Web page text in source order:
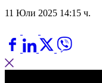
11 Юли 2025 14:15 ч.